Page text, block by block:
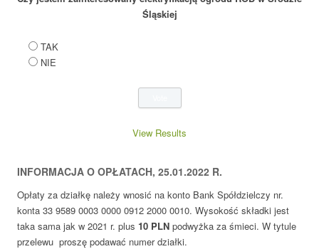
Śląskiej
TAK
NIE
View Results
INFORMACJA O OPŁATACH, 25.01.2022 R.
Opłaty za działkę należy wnosić na konto Bank Spółdzielczy nr.
konta 33 9589 0003 0000 0912 2000 0010. Wysokość składki jest
taka sama jak w 2021 r. plus 10 PLN podwyżka za śmieci. W tytule
przelewu proszę podawać numer działki.